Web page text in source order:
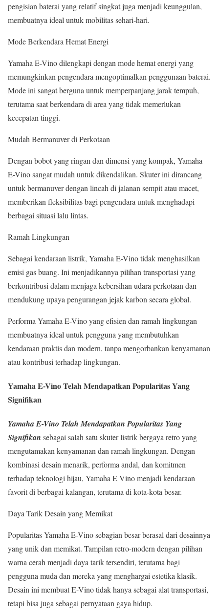
pengisian baterai yang relatif singkat juga menjadi keunggulan,
membuatnya ideal untuk mobilitas sehari-hari.
Mode Berkendara Hemat Energi
Yamaha E-Vino dilengkapi dengan mode hemat energi yang
memungkinkan pengendara mengoptimalkan penggunaan baterai.
Mode ini sangat berguna untuk memperpanjang jarak tempuh,
terutama saat berkendara di area yang tidak memerlukan
kecepatan tinggi.
Mudah Bermanuver di Perkotaan
Dengan bobot yang ringan dan dimensi yang kompak, Yamaha
E-Vino sangat mudah untuk dikendalikan. Skuter ini dirancang
untuk bermanuver dengan lincah di jalanan sempit atau macet,
memberikan fleksibilitas bagi pengendara untuk menghadapi
berbagai situasi lalu lintas.
Ramah Lingkungan
Sebagai kendaraan listrik, Yamaha E-Vino tidak menghasilkan
emisi gas buang. Ini menjadikannya pilihan transportasi yang
berkontribusi dalam menjaga kebersihan udara perkotaan dan
mendukung upaya pengurangan jejak karbon secara global.
Performa Yamaha E-Vino yang efisien dan ramah lingkungan
membuatnya ideal untuk pengguna yang membutuhkan
kendaraan praktis dan modern, tanpa mengorbankan kenyamanan
atau kontribusi terhadap lingkungan.
Yamaha E-Vino Telah Mendapatkan Popularitas Yang
Signifikan
Yamaha E-Vino Telah Mendapatkan Popularitas Yang
Signifikan sebagai salah satu skuter listrik bergaya retro yang
mengutamakan kenyamanan dan ramah lingkungan. Dengan
kombinasi desain menarik, performa andal, dan komitmen
terhadap teknologi hijau, Yamaha E Vino menjadi kendaraan
favorit di berbagai kalangan, terutama di kota-kota besar.
Daya Tarik Desain yang Memikat
Popularitas Yamaha E-Vino sebagian besar berasal dari desainnya
yang unik dan memikat. Tampilan retro-modern dengan pilihan
warna cerah menjadi daya tarik tersendiri, terutama bagi
pengguna muda dan mereka yang menghargai estetika klasik.
Desain ini membuat E-Vino tidak hanya sebagai alat transportasi,
tetapi bisa juga sebagai pernyataan gaya hidup.